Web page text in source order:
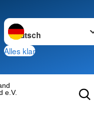
Sprache wechseln zu
Alles klar
e.V.